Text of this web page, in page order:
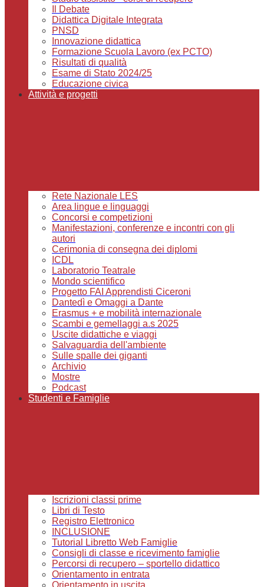
Il Debate
Didattica Digitale Integrata
PNSD
Innovazione didattica
Formazione Scuola Lavoro (ex PCTO)
Risultati di qualità
Esame di Stato 2024/25
Educazione civica
Attività e progetti
Rete Nazionale LES
Area lingue e linguaggi
Concorsi e competizioni
Manifestazioni, conferenze e incontri con gli
autori
Cerimonia di consegna dei diplomi
ICDL
Laboratorio Teatrale
Mondo scientifico
Progetto FAI Apprendisti Ciceroni
Dantedì e Omaggi a Dante
Erasmus + e mobilità internazionale
Scambi e gemellaggi a.s 2025
Uscite didattiche e viaggi
Salvaguardia dell'ambiente
Sulle spalle dei giganti
Archivio
Mostre
Podcast
Studenti e Famiglie
Iscrizioni classi prime
Libri di Testo
Registro Elettronico
INCLUSIONE
Tutorial Libretto Web Famiglie
Consigli di classe e ricevimento famiglie
Percorsi di recupero – sportello didattico
Orientamento in entrata